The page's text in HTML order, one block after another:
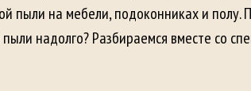
пыли на мебели, подоконниках и полу.
надолго? Разбираемся вместе со